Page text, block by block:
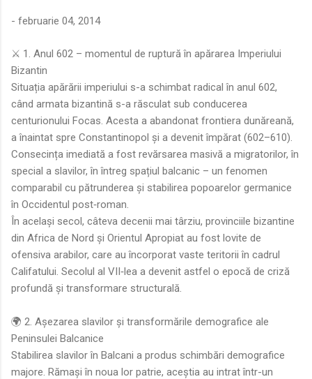
precizie profunzimea și ritmul procesului de rom...
- februarie 04, 2014
⚔️ 1. Anul 602 – momentul de ruptură în apărarea Imperiului
Bizantin
Situația apărării imperiului s-a schimbat radical în anul 602,
când armata bizantină s-a răsculat sub conducerea
centurionului Focas. Acesta a abandonat frontiera dunăreană,
a înaintat spre Constantinopol și a devenit împărat (602–610).
Consecința imediată a fost revărsarea masivă a migratorilor, în
special a slavilor, în întreg spațiul balcanic – un fenomen
comparabil cu pătrunderea și stabilirea popoarelor germanice
în Occidentul post‑roman.
În același secol, câteva decenii mai târziu, provinciile bizantine
din Africa de Nord și Orientul Apropiat au fost lovite de
ofensiva arabilor, care au încorporat vaste teritorii în cadrul
Califatului. Secolul al VII‑lea a devenit astfel o epocă de criză
profundă și transformare structurală.
🌍 2. Așezarea slavilor și transformările demografice ale
Peninsulei Balcanice
Stabilirea slavilor în Balcani a produs schimbări demografice
majore. Rămași în noua lor patrie, aceștia au intrat într-un